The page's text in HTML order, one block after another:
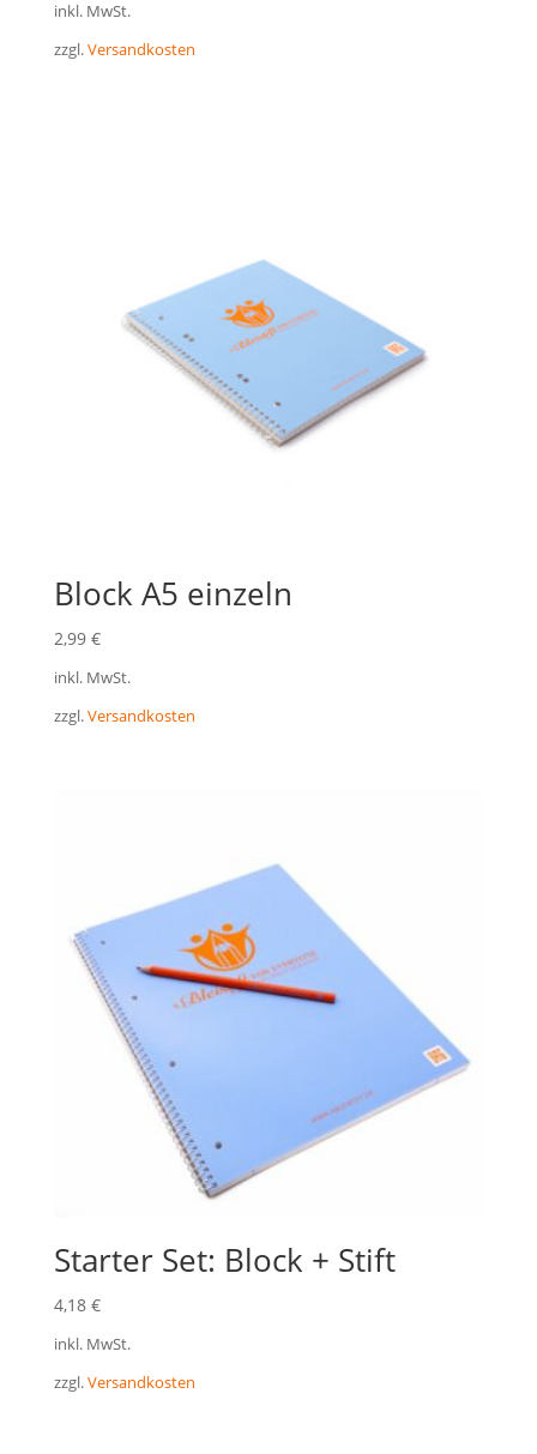
inkl. MwSt.
zzgl.Versandkosten
Block A5 einzeln
2,99 €
inkl. MwSt.
zzgl.Versandkosten
Starter Set: Block + Stift
4,18 €
inkl. MwSt.
zzgl.Versandkosten